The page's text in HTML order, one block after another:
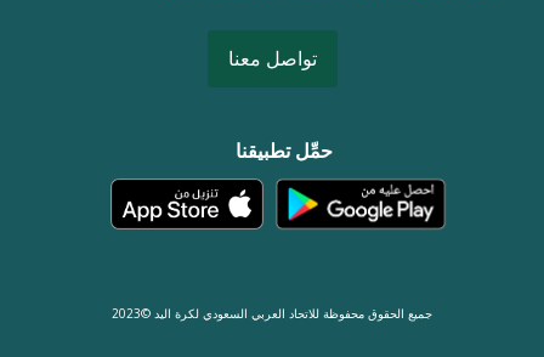
تواصل معنا
حمِّل تطبيقنا
جميع الحقوق محفوظة للاتحاد العربي السعودي لكرة اليد ©2023